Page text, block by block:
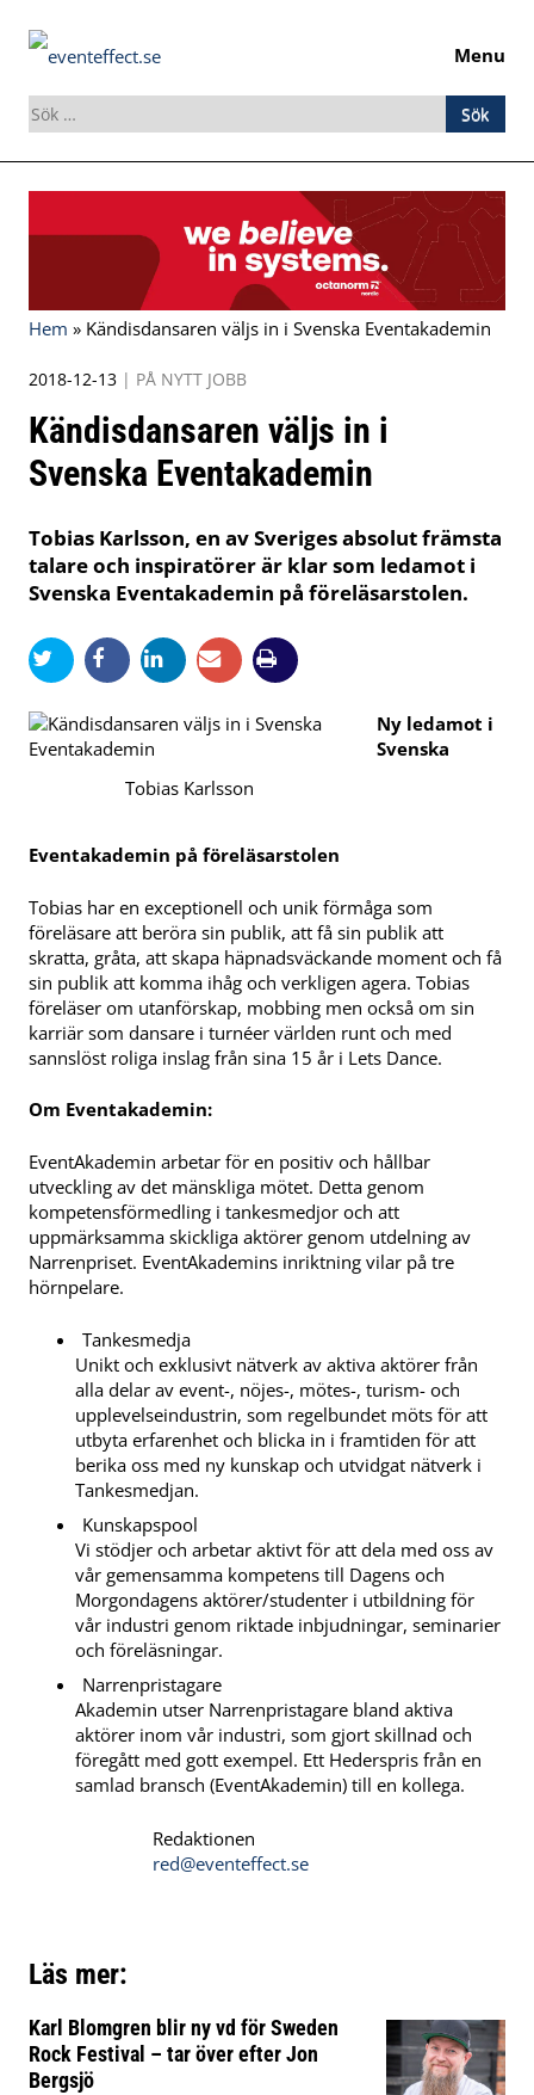
Menu
Sök
efter:
Hem » Kändisdansaren väljs in i Svenska Eventakademin
2018-12-13 | PÅ NYTT JOBB
Kändisdansaren väljs in i
Svenska Eventakademin
Tobias Karlsson, en av Sveriges absolut främsta
talare och inspiratörer är klar som ledamot i
Svenska Eventakademin på föreläsarstolen.
Tobias Karlsson
Ny ledamot i
Svenska
Eventakademin på föreläsarstolen
Tobias har en exceptionell och unik förmåga som
föreläsare att beröra sin publik, att få sin publik att
skratta, gråta, att skapa häpnadsväckande moment och få
sin publik att komma ihåg och verkligen agera. Tobias
föreläser om utanförskap, mobbing men också om sin
karriär som dansare i turnéer världen runt och med
sannslöst roliga inslag från sina 15 år i Lets Dance.
Om Eventakademin:
EventAkademin arbetar för en positiv och hållbar
utveckling av det mänskliga mötet. Detta genom
kompetensförmedling i tankesmedjor och att
uppmärksamma skickliga aktörer genom utdelning av
Narrenpriset. EventAkademins inriktning vilar på tre
hörnpelare.
Tankesmedja
Unikt och exklusivt nätverk av aktiva aktörer från
alla delar av event-, nöjes-, mötes-, turism- och
upplevelseindustrin, som regelbundet möts för att
utbyta erfarenhet och blicka in i framtiden för att
berika oss med ny kunskap och utvidgat nätverk i
Tankesmedjan.
Kunskapspool
Vi stödjer och arbetar aktivt för att dela med oss av
vår gemensamma kompetens till Dagens och
Morgondagens aktörer/studenter i utbildning för
vår industri genom riktade inbjudningar, seminarier
och föreläsningar.
Narrenpristagare
Akademin utser Narrenpristagare bland aktiva
aktörer inom vår industri, som gjort skillnad och
föregått med gott exempel. Ett Hederspris från en
samlad bransch (EventAkademin) till en kollega.
Redaktionen
red@eventeffect.se
Läs mer:
Karl Blomgren blir ny vd för Sweden
Rock Festival – tar över efter Jon
Bergsjö